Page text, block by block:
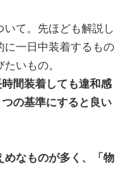
て。先ほども解説し
に一日中装着するもの
いもの。
間装着しても違和感
の基準にすると良い
めなものが多く、「物